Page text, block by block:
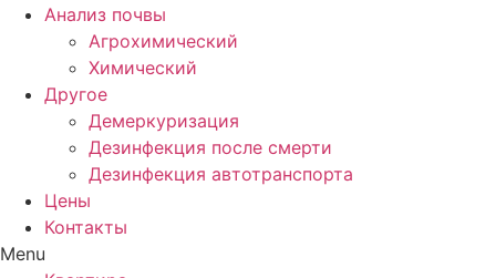
Анализ почвы
Агрохимический
Химический
Другое
Демеркуризация
Дезинфекция после смерти
Дезинфекция автотранспорта
Цены
Контакты
Menu